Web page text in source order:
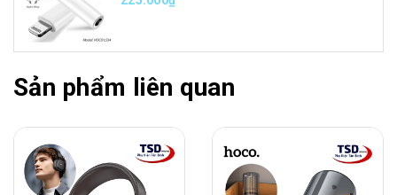
Sản phẩm liên quan